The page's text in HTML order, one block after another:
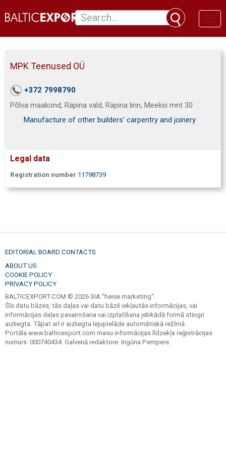
MPK Teenused OÜ
+372 7998790
Põlva maakond, Räpina vald, Räpina linn, Meeksi mnt 30
Manufacture of other builders' carpentry and joinery
Legal data
Registration number 11798739
EDITORIAL BOARD CONTACTS
ABOUT US
COOKIE POLICY
PRIVACY POLICY
BALTICEXPORT.COM © 2026 SIA "heise marketing".
Šīs datu bāzes, tās daļas vai datu bāzē iekļautās informācijas, vai
informācijas daļas pavairošana vai izplatīšana jebkādā formā stingri
aizliegta. Tāpat arī ir aizliegta lejupielāde automātiskā režīmā.
Portāla www.balticexport.com masu informācijas līdzekļa reģistrācijas
numurs: 000740434. Galvenā redaktore: Ingūna Pempere.